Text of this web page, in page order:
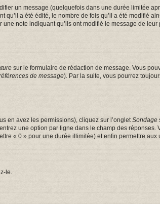
un message (quelquefois dans une durée limitée
a été édité, le nombre de fois qu’il a été modifié
note indiquant qu’ils ont modifié le message de
sur le formulaire de rédaction de message. Vous
de message). Par la suite, vous pourrez
en avez les permissions), cliquez sur l’ongletSondage
une option par ligne dans le champ des réponses.
« 0 » pour une durée illimitée) et enfin permettre
le.